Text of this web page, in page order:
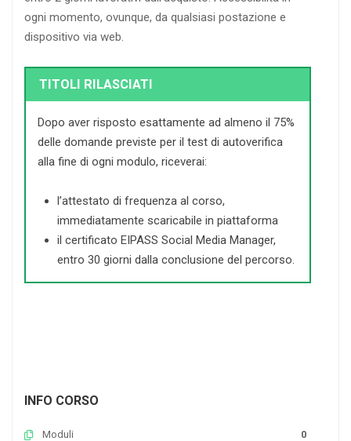
ogni momento, ovunque, da qualsiasi postazione e
dispositivo via web.
TITOLI RILASCIATI
Dopo aver risposto esattamente ad almeno il 75%
delle domande previste per il test di autoverifica
alla fine di ogni modulo, riceverai:
l’attestato di frequenza al corso,
immediatamente scaricabile in piattaforma
il certificato EIPASS Social Media Manager,
entro 30 giorni dalla conclusione del percorso.
INFO CORSO
Moduli 0